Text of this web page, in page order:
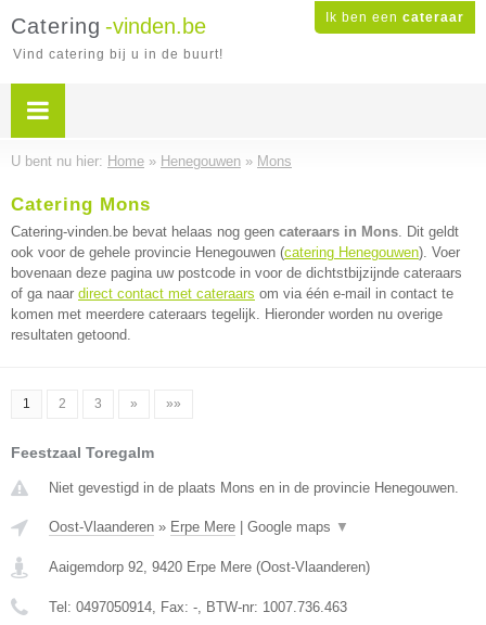
Ik ben een cateraar
Catering -vinden.be
Vind catering bij u in de buurt!
U bent nu hier: Home » Henegouwen » Mons
Catering Mons
Catering-vinden.be bevat helaas nog geen cateraars in Mons. Dit geldt
ook voor de gehele provincie Henegouwen (catering Henegouwen). Voer
bovenaan deze pagina uw postcode in voor de dichtstbijzijnde cateraars
of ga naar direct contact met cateraars om via één e-mail in contact te
komen met meerdere cateraars tegelijk. Hieronder worden nu overige
resultaten getoond.
1 2 3 » »»
Feestzaal Toregalm
Niet gevestigd in de plaats Mons en in de provincie Henegouwen.
Oost-Vlaanderen » Erpe Mere Google maps ▼
Aaigemdorp 92, 9420 Erpe Mere (Oost-Vlaanderen)
Tel: 0497050914, Fax: -, BTW-nr: 1007.736.463